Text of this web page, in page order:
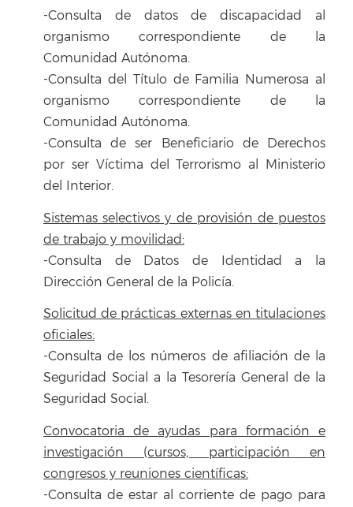
-Consulta de datos de discapacidad al
organismo correspondiente de la
Comunidad Autónoma.
-Consulta del Título de Familia Numerosa al
organismo correspondiente de la
Comunidad Autónoma.
-Consulta de ser Beneficiario de Derechos
por ser Víctima del Terrorismo al Ministerio
del Interior.
Sistemas selectivos y de provisión de puestos
de trabajo y movilidad:
-Consulta de Datos de Identidad a la
Dirección General de la Policía.
Solicitud de prácticas externas en titulaciones
oficiales:
-Consulta de los números de afiliación de la
Seguridad Social a la Tesorería General de la
Seguridad Social.
Convocatoria de ayudas para formación e
investigación (cursos, participación en
congresos y reuniones científicas:
-Consulta de estar al corriente de pago para